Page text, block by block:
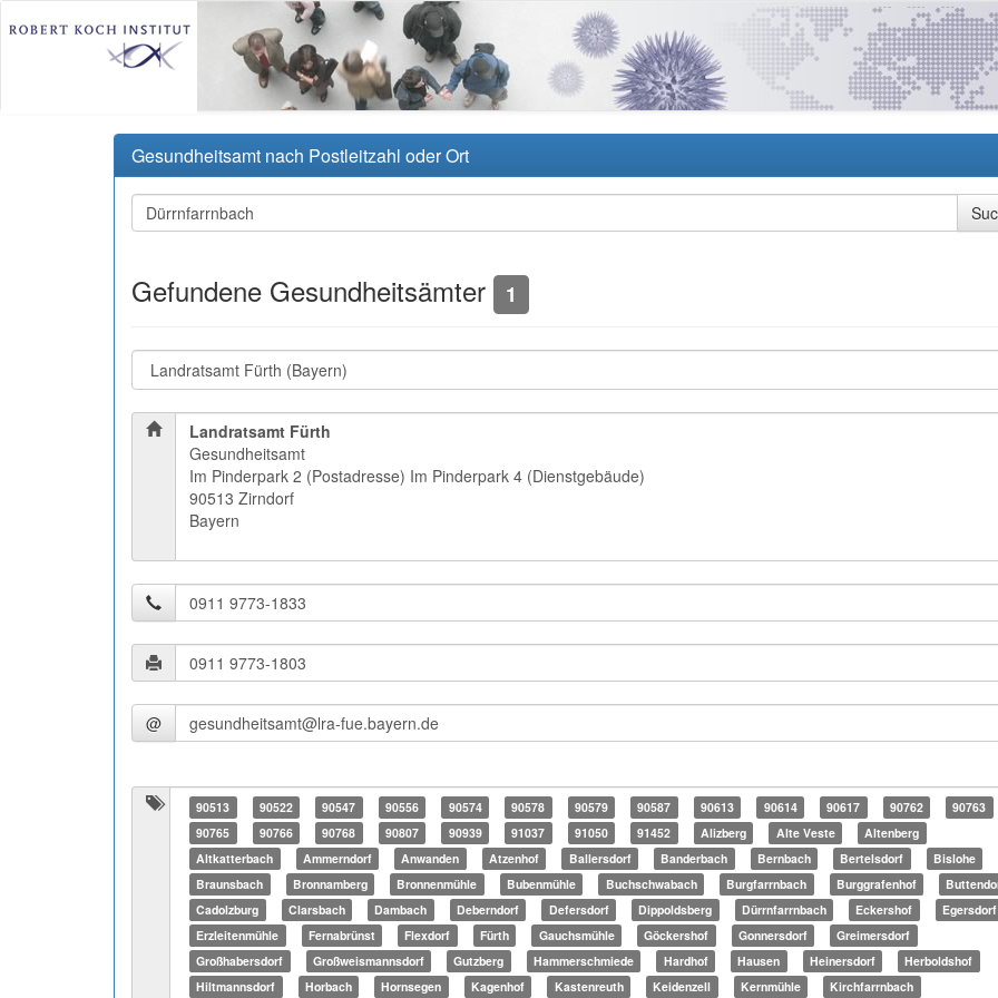
Gesundheitsamt nach Postleitzahl oder Ort
Gefundene Gesundheitsämter 1
Landratsamt Fürth
Gesundheitsamt
Im Pinderpark 2 (Postadresse) Im Pinderpark 4 (Dienstgebäude)
90513 Zirndorf
Bayern
@
90513 90522 90547 90556 90574 90578 90579 90587 90613 90614 90617 90762
90763
90765
90766 90768 90807 90939 91037 91050 91452 Alizberg Alte Veste
Altenberg
Altkatterbach
Ammerndorf Anwanden Atzenhof Ballersdorf Banderbach Bernbach Bertelsdorf
Bislohe
Braunsbach
Bronnamberg Bronnenmühle Bubenmühle Buchschwabach Burgfarrnbach Burggrafenhof
Cadolzburg
Clarsbach Dambach Deberndorf Defersdorf Dippoldsberg Dürrnfarrnbach Eckershof
Egersdorf
Erzleitenmühle
Fernabrünst Flexdorf Fürth Gauchsmühle Göckershof Gonnersdorf
Greimersdorf
Großhabersdorf
Großweismannsdorf Gutzberg Hammerschmiede Hardhof Hausen Heinersdorf
Herboldshof
Hiltmannsdorf
Horbach Hornsegen Kagenhof Kastenreuth Keidenzell Kernmühle Kirchfarrnbach